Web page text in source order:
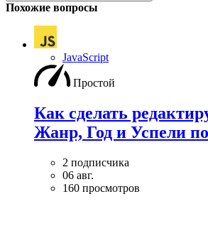
Похожие вопросы
JavaScript
Простой
Как сделать
Жанр, Год и Успели
2 подписчика
06 авг.
160 просмотров